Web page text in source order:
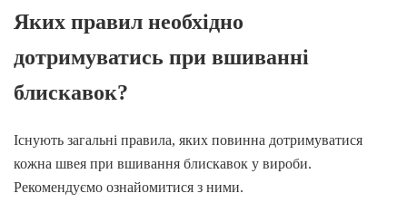
Яких правил необхідно
дотримуватись при вшиванні
блискавок?
Існують загальні правила, яких повинна дотримуватися
кожна швея при вшивання блискавок у вироби.
Рекомендуємо ознайомитися з ними.